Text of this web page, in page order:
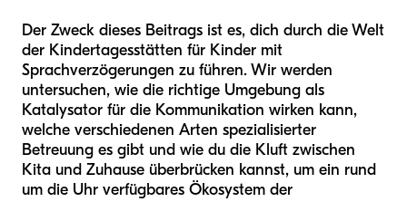
Der Zweck dieses Beitrags ist es, dich durch die Welt
der Kindertagesstätten für Kinder mit
Sprachverzögerungen zu führen. Wir werden
untersuchen, wie die richtige Umgebung als
Katalysator für die Kommunikation wirken kann,
welche verschiedenen Arten spezialisierter
Betreuung es gibt und wie du die Kluft zwischen
Kita und Zuhause überbrücken kannst, um ein rund
um die Uhr verfügbares Ökosystem der